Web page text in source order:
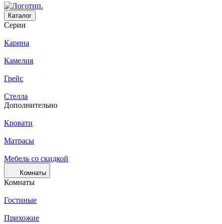
Каталог
Серии
Карина
Камелия
Грейс
Стелла
Дополнительно
Кровати
Матрасы
Мебель со скидкой
Комнаты
Комнаты
Гостиные
Прихожие